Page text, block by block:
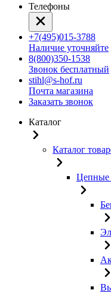
Телефоны
+7(495)015-3788
Наличие уточняйте
8(800)350-1538
Звонок бесплатный
stihl@s-hof.ru
Почта магазина
Заказать звонок
Каталог
Каталог
Цепные